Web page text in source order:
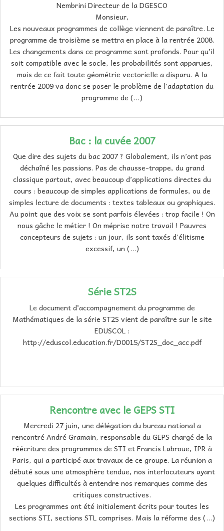
Nembrini Directeur de la DGESCO
Monsieur,
Les nouveaux programmes de collège viennent de paraître. Le
programme de troisième se mettra en place à la rentrée 2008.
Les changements dans ce programme sont profonds. Pour qu’il
soit compatible avec le socle, les probabilités sont apparues,
mais de ce fait toute géométrie vectorielle a disparu. A la
rentrée 2009 va donc se poser le problème de l’adaptation du
programme de (…)
Bac : la cuvée 2007
Que dire des sujets du bac 2007 ? Globalement, ils n’ont pas
déchaîné les passions. Pas de chausse-trappe, du grand
classique partout, avec beaucoup d’applications directes du
cours : beaucoup de simples applications de formules, ou de
simples lecture de documents : textes tableaux ou graphiques.
Au point que des voix se sont parfois élevées : trop facile ! On
nous gâche le métier ! On méprise notre travail ! Pauvres
concepteurs de sujets : un jour, ils sont taxés d’élitisme
excessif, un (…)
Série ST2S
Le document d’accompagnement du programme de
Mathématiques de la série ST2S vient de paraître sur le site
EDUSCOL :
http://eduscol.education.fr/D0015/ST2S_doc_acc.pdf
Rencontre avec le GEPS STI
Mercredi 27 juin, une délégation du bureau national a
rencontré André Gramain, responsable du GEPS chargé de la
réécriture des programmes de STI et Francis Labroue, IPR à
Paris, qui a participé aux travaux de ce groupe. La réunion a
débuté sous une atmosphère tendue, nos interlocuteurs ayant
quelques difficultés à entendre nos remarques comme des
critiques constructives.
Les programmes ont été initialement écrits pour toutes les
sections STI, sections STL comprises. Mais la réforme des (…)